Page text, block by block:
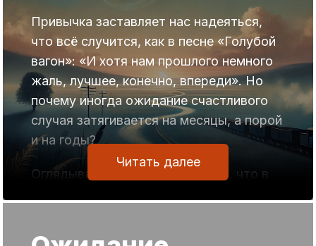
Ожидание периода начала новой
активности может затянуться
настолько, что даже при благоприятных
условиях ее не захочется проявлять,
поскольку пассивность быстро
перерастает в устойчивую привычку.
Чтобы не попадать в такую ловушку,
программой «Пробуждение Кундалини».
Привычка заставляет нас надеяться,
что всё случится, как в песне «Голубой
вагон»: «И хотя нам прошлого немного
жаль, лучшее, конечно, впереди». Но
почему иногда ожидание счастливого
случая затягивается на месяцы, а порой
и на годы?
Оглядываясь назад, понимаешь, что в
должно организовать счастливый
Читать далее